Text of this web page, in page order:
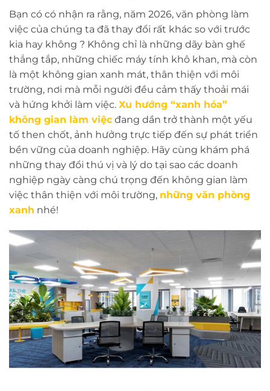
Bạn có có nhận ra rằng, năm 2026, văn phòng làm
việc của chúng ta đã thay đổi rất khác so với trước
kia hay không ? Không chỉ là những dãy bàn ghế
thẳng tắp, những chiếc máy tính khô khan, mà còn
là một không gian xanh mát, thân thiện với môi
trường, nơi mà mỗi người đều cảm thấy thoải mái
và hứng khởi làm việc. Xu hướng “xanh hóa”
không gian làm việc đang dần trở thành một yếu
tố then chốt, ảnh hưởng trực tiếp đến sự phát triển
bền vững của doanh nghiệp. Hãy cùng khám phá
những thay đổi thú vị và lý do tại sao các doanh
nghiệp ngày càng chú trọng đến không gian làm
việc thân thiện với môi trường, những văn phòng
xanh nhé!